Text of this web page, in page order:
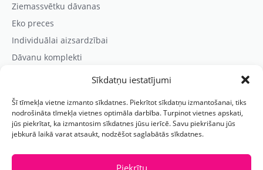
Sīkdatņu iestatījumi
Šī tīmekļa vietne izmanto sīkdatnes. Piekrītot sīkdatņu izmantošanai, tiks
nodrošināta tīmekļa vietnes optimāla darbība. Turpinot vietnes apskati,
jūs piekrītat, ka izmantosim sīkdatnes jūsu ierīcē. Savu piekrišanu jūs
jebkurā laikā varat atsaukt, nodzēšot saglabātās sīkdatnes.
Piekrītu
Ziemassvētku dāvanas
Eko preces
Individuālai aizsardzībai
Dāvanu komplekti
Kontaktinformācija
Prezentreklāmas aģentūra “PARIS”
Reģ.nr.: 40103625328